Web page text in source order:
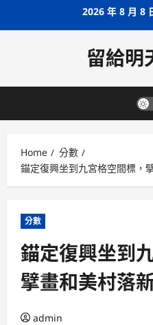
2026 年 8 月 8
留給明
Home
分數
錨定復興坐到九宮格空間標，
分數
錨定復興坐到
擘畫和美村落
admin